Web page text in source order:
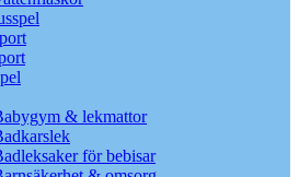
& lekmattor
för bebisar